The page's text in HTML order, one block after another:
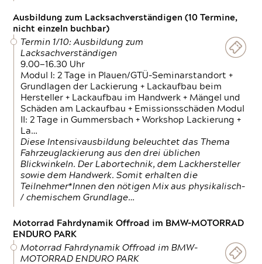
Ausbildung zum Lacksachverständigen (10 Termine,
nicht einzeln buchbar)
Termin 1/10: Ausbildung zum
Lacksachverständigen
9.00—16.30 Uhr
Modul I: 2 Tage in Plauen/GTÜ-Seminarstandort +
Grundlagen der Lackierung + Lackaufbau beim
Hersteller + Lackaufbau im Handwerk + Mängel und
Schäden am Lackaufbau + Emissionsschäden Modul
II: 2 Tage in Gummersbach + Workshop Lackierung +
La…
Diese Intensivausbildung beleuchtet das Thema
Fahrzeuglackierung aus den drei üblichen
Blickwinkeln. Der Labortechnik, dem Lackhersteller
sowie dem Handwerk. Somit erhalten die
Teilnehmer*Innen den nötigen Mix aus physikalisch-
/ chemischem Grundlage…
Motorrad Fahrdynamik Offroad im BMW-MOTORRAD
ENDURO PARK
Motorrad Fahrdynamik Offroad im BMW-
MOTORRAD ENDURO PARK